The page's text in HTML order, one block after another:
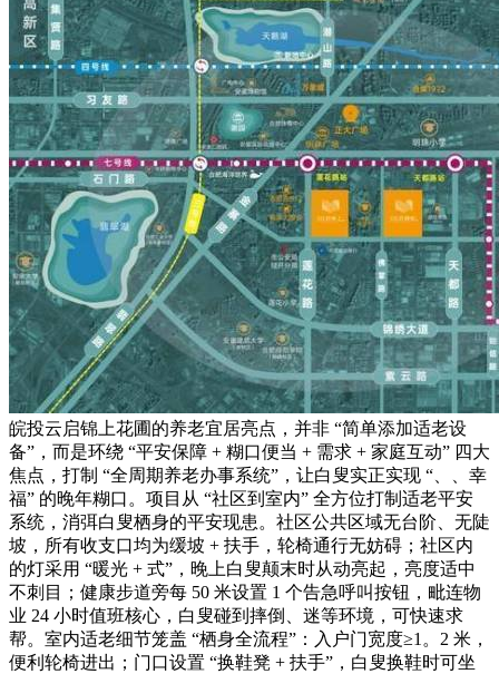
皖投云启锦上花圃的养老宜居亮点，并非 “简单添加适老设
备”，而是环绕 “平安保障 + 糊口便当 + 需求 + 家庭互动” 四大
焦点，打制 “全周期养老办事系统”，让白叟实正实现 “、、幸
福” 的晚年糊口。项目从 “社区到室内” 全方位打制适老平安
系统，消弭白叟栖身的平安现患。社区公共区域无台阶、无陡
坡，所有收支口均为缓坡 + 扶手，轮椅通行无妨碍；社区内
的灯采用 “暖光 + 式”，晚上白叟颠末时从动亮起，亮度适中
不刺目；健康步道旁每 50 米设置 1 个告急呼叫按钮，毗连物
业 24 小时值班核心，白叟碰到摔倒、迷等环境，可快速求
帮。室内适老细节笼盖 “栖身全流程”：入户门宽度≥1。2 米，
便利轮椅进出；门口设置 “换鞋凳 + 扶手”，白叟换鞋时可坐